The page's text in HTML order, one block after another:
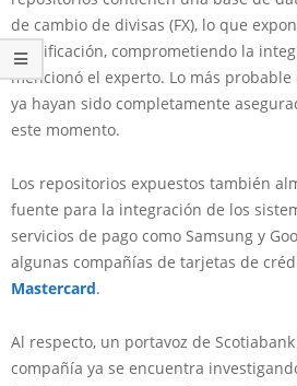
de cambio de divisas (FX), lo que
modificación, comprometiendo la
mencionó el experto. Lo más
ya hayan sido completamente
este momento.
Los repositorios expuestos también
fuente para la integración de los
servicios de pago como Samsung y
algunas compañías de tarjetas de
Mastercard.
Al respecto, un portavoz de
compañía ya se encuentra